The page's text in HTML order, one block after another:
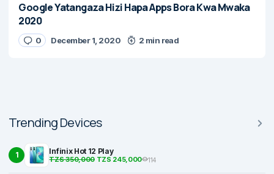
Google Yatangaza Hizi Hapa Apps Bora Kwa Mwaka
2020
0 December 1, 2020 2 min read
Trending Devices
1 Infinix Hot 12 Play
TZS 350,000TZS 245,000 114